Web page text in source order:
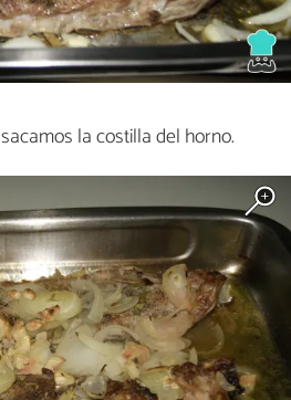
la costilla del horno.